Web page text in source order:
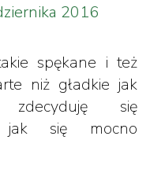
2016
spękane i też
niż gładkie jak
zdecyduję się
jak się mocno